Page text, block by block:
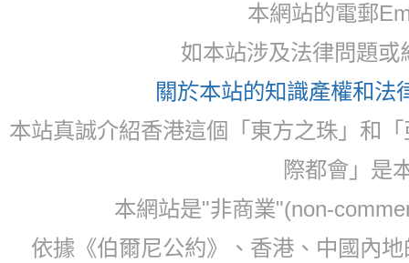
本網站的電郵
如本站涉及法律問題
關於本站的知識產權和法
本站真誠介紹香港這個「東方之珠」和
際都會」是
本網站是"非商業"(non-
依據《伯爾尼公約》、香港、中國內